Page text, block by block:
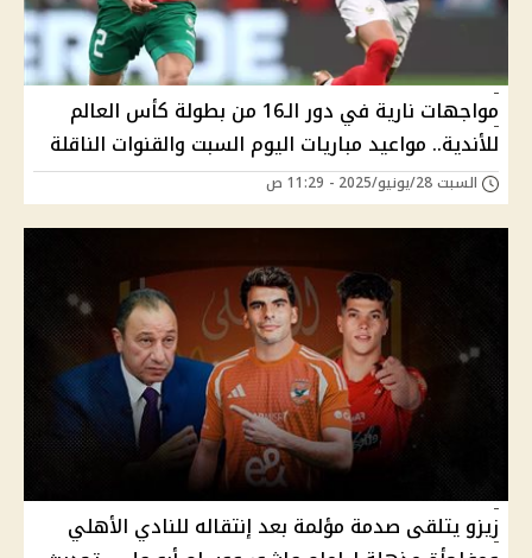
مواجهات نارية في دور الـ16 من بطولة كأس العالم
للأندية.. مواعيد مباريات اليوم السبت والقنوات الناقلة
السبت 28/يونيو/2025 - 11:29 ص
زيزو يتلقى صدمة مؤلمة بعد إنتقاله للنادي الأهلي